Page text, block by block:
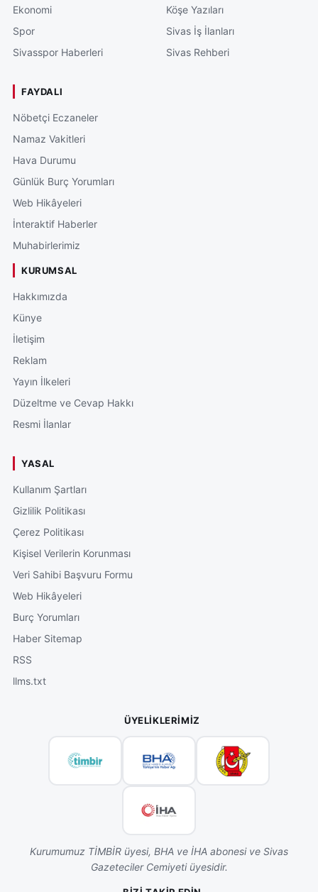
Ekonomi
Spor
Sivasspor Haberleri
Köşe Yazıları
Sivas İş İlanları
Sivas Rehberi
FAYDALI
Nöbetçi Eczaneler
Namaz Vakitleri
Hava Durumu
Günlük Burç Yorumları
Web Hikâyeleri
İnteraktif Haberler
Muhabirlerimiz
KURUMSAL
Hakkımızda
Künye
İletişim
Reklam
Yayın İlkeleri
Düzeltme ve Cevap Hakkı
Resmi İlanlar
YASAL
Kullanım Şartları
Gizlilik Politikası
Çerez Politikası
Kişisel Verilerin Korunması
Veri Sahibi Başvuru Formu
Web Hikâyeleri
Burç Yorumları
Haber Sitemap
RSS
llms.txt
ÜYELIKLERIMIZ
Kurumumuz TİMBİR üyesi, BHA ve İHA abonesi ve Sivas
Gazeteciler Cemiyeti üyesidir.